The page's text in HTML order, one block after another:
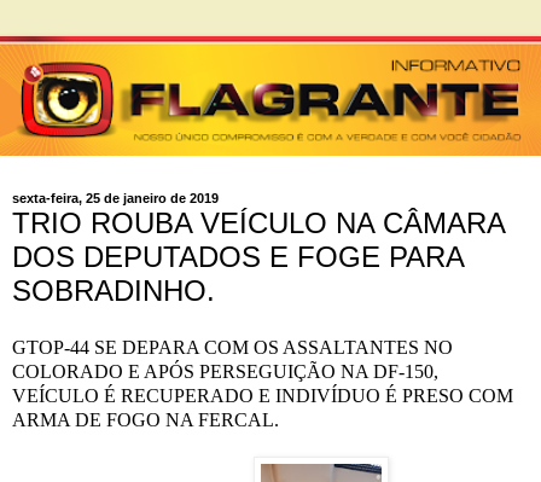
sexta-feira, 25 de janeiro de 2019
TRIO ROUBA VEÍCULO NA CÂMARA
DOS DEPUTADOS E FOGE PARA
SOBRADINHO.
GTOP-44 SE DEPARA COM OS ASSALTANTES NO
COLORADO E APÓS PERSEGUIÇÃO NA DF-150,
VEÍCULO É RECUPERADO E INDIVÍDUO É PRESO COM
ARMA DE FOGO NA FERCAL.